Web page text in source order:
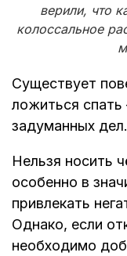
верили, что
колоссальное
Существует
ложиться
задуманных дел.
Нельзя носить
особенно в
привлекать
Однако, если
необходимо